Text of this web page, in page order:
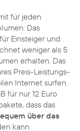
für jeden
Das
Einsteiger und
weniger als 5
erhalten. Das
Preis-Leistungs-
Internet surfen.
für nur 12 Euro
dass das
über das
kann.